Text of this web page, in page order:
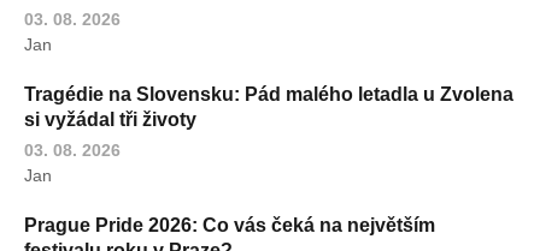
03. 08. 2026
Jan
Tragédie na Slovensku: Pád malého letadla u Zvolena
si vyžádal tři životy
03. 08. 2026
Jan
Prague Pride 2026: Co vás čeká na největším